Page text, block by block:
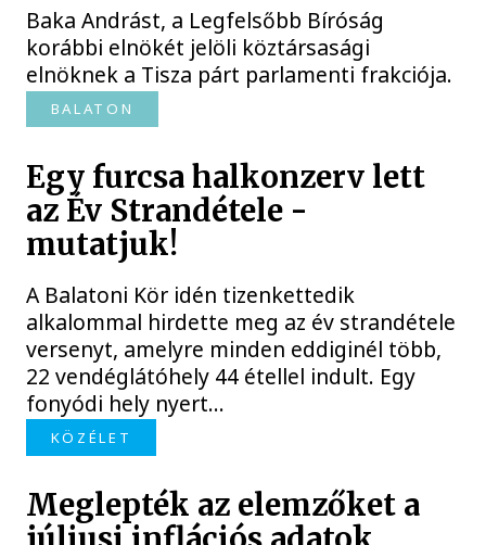
Baka Andrást, a Legfelsőbb Bíróság
korábbi elnökét jelöli köztársasági
elnöknek a Tisza párt parlamenti frakciója.
BALATON
Egy furcsa halkonzerv lett
az Év Strandétele -
mutatjuk!
A Balatoni Kör idén tizenkettedik
alkalommal hirdette meg az év strandétele
versenyt, amelyre minden eddiginél több,
22 vendéglátóhely 44 étellel indult. Egy
fonyódi hely nyert...
KÖZÉLET
Meglepték az elemzőket a